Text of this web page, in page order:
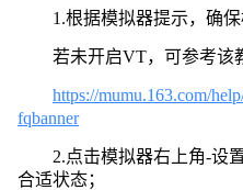
1.根据模拟器提示，确
若未开启VT，可参考该
https://mumu.163.com/
fqbanner
2.点击模拟器右上角-设
合适状态；